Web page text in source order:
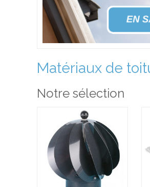
Matériaux de
Notre sélection